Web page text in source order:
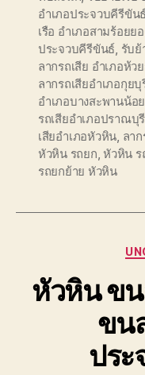
อำเภอประจวบคีรีขัน
เรือ อำเภอสามร้อยย
ประจวบคีรีขันธ์ รับย้
ลากรถเสีย อำเภอห้ว
ลากรถเสียอำเภอกุยบุ
อำเภอบางสะพานน้อย
รถเสียอำเภอปราณบุรี
เสียอำเภอหัวหิน ลา
หัวหิน รถยก ,หัวหิน ร
รถยกย้าย หัวหิน
หัวหิน ข
ขน
ปร